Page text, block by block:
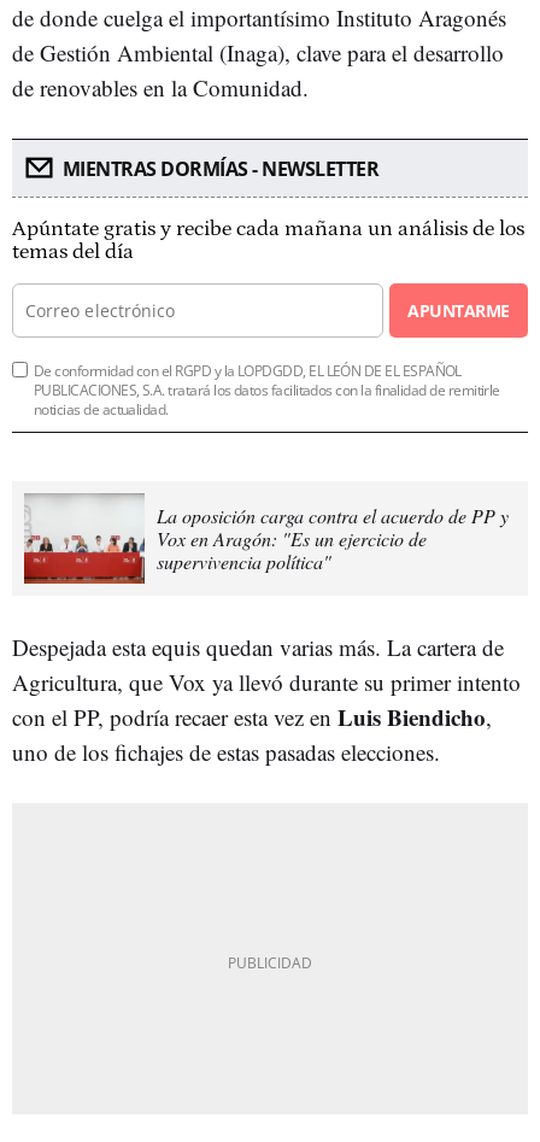
de donde cuelga el importantísimo Instituto Aragonés
de Gestión Ambiental (Inaga), clave para el desarrollo
de renovables en la Comunidad.
MIENTRAS DORMÍAS - NEWSLETTER
Apúntate gratis y recibe cada mañana un análisis de los
temas del día
APUNTARME
De conformidad con el RGPD y la LOPDGDD, EL LEÓN DE EL ESPAÑOL
PUBLICACIONES, S.A. tratará los datos facilitados con la finalidad de remitirle
noticias de actualidad.
La oposición carga contra el acuerdo de PP y
Vox en Aragón: "Es un ejercicio de
supervivencia política"
Despejada esta equis quedan varias más. La cartera de
Agricultura, que Vox ya llevó durante su primer intento
con el PP, podría recaer esta vez en Luis Biendicho,
uno de los fichajes de estas pasadas elecciones.